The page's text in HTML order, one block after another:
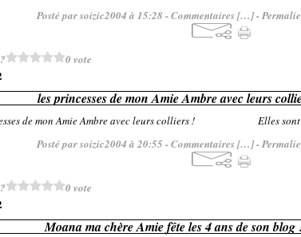
Posté par soizic2004 à 15:28 -Commentaires […]-
0 vote
les princesses de mon Amie Ambre avec leurs
Elles
Posté par soizic2004 à 20:55 -Commentaires […]-
0 vote
Moana ma chère Amie fête les 4 ans de son